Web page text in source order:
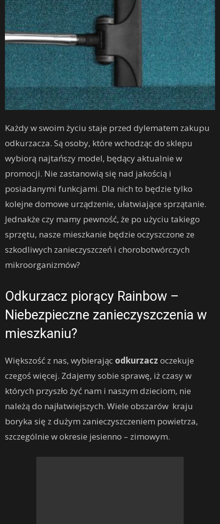
Każdy w swoim życiu staje przed dylematem zakupu
odkurzacza. Są osoby, które wchodząc do sklepu
wybiorą najtańszy model, będący aktualnie w
promocji. Nie zastanowią się nad jakością i
posiadanymi funkcjami. Dla nich to będzie tylko
kolejne domowe urządzenie, ułatwiające sprzątanie.
Jednakże czy mamy pewność, że po użyciu takiego
sprzętu, nasze mieszkanie będzie oczyszczone ze
szkodliwych zanieczyszczeń i chorobotwórczych
mikroorganizmów?
Odkurzacz piorący Rainbow –
Niebezpieczne zanieczyszczenia w
mieszkaniu?
Większość z nas, wybierając odkurzacz oczekuje
czegoś więcej. Zdajemy sobie sprawę, iż czasy w
których przyszło żyć nam i naszym dzieciom, nie
należą do najłatwiejszych. Wiele obszarów kraju
boryka się z dużym zanieczyszczeniem powietrza,
szczególnie w okresie jesienno – zimowym.